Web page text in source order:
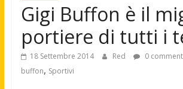
Gigi Buffon è il
portiere di tutti i
18 Settembre 2014 Red 0
buffon, Sportivi